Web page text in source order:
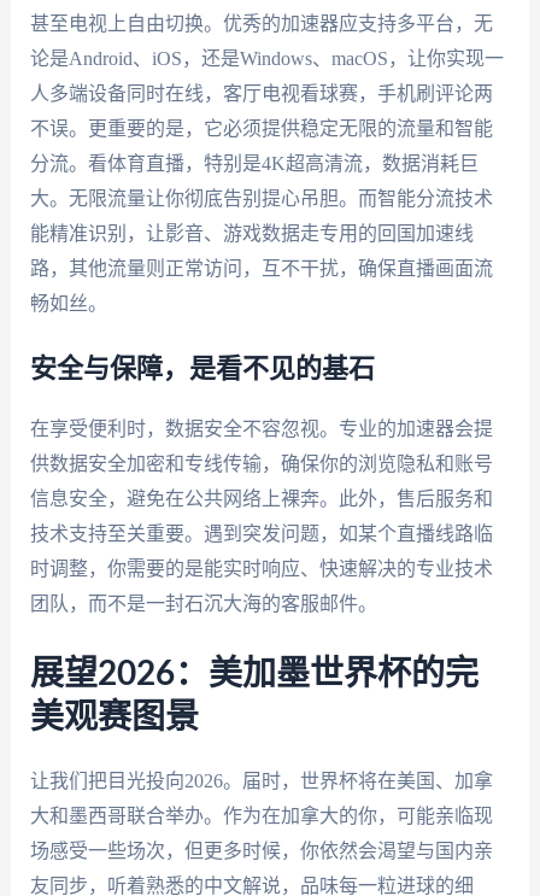
甚至电视上自由切换。优秀的加速器应支持多平台，无
论是Android、iOS，还是Windows、macOS，让你实现一
人多端设备同时在线，客厅电视看球赛，手机刷评论两
不误。更重要的是，它必须提供稳定无限的流量和智能
分流。看体育直播，特别是4K超高清流，数据消耗巨
大。无限流量让你彻底告别提心吊胆。而智能分流技术
能精准识别，让影音、游戏数据走专用的回国加速线
路，其他流量则正常访问，互不干扰，确保直播画面流
畅如丝。
安全与保障，是看不见的基石
在享受便利时，数据安全不容忽视。专业的加速器会提
供数据安全加密和专线传输，确保你的浏览隐私和账号
信息安全，避免在公共网络上裸奔。此外，售后服务和
技术支持至关重要。遇到突发问题，如某个直播线路临
时调整，你需要的是能实时响应、快速解决的专业技术
团队，而不是一封石沉大海的客服邮件。
展望2026：美加墨世界杯的完
美观赛图景
让我们把目光投向2026。届时，世界杯将在美国、加拿
大和墨西哥联合举办。作为在加拿大的你，可能亲临现
场感受一些场次，但更多时候，你依然会渴望与国内亲
友同步，听着熟悉的中文解说，品味每一粒进球的细